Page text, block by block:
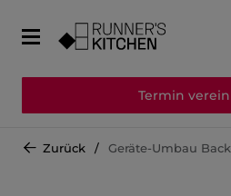
Termin
Zurück Geräte-Umbau